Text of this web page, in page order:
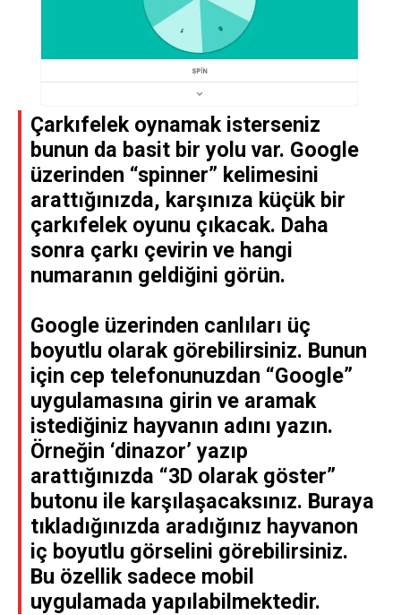
Çarkıfelek oynamak isterseniz
bunun da basit bir yolu var. Google
üzerinden “spinner” kelimesini
arattığınızda, karşınıza küçük bir
çarkıfelek oyunu çıkacak. Daha
sonra çarkı çevirin ve hangi
numaranın geldiğini görün.
Google üzerinden canlıları üç
boyutlu olarak görebilirsiniz. Bunun
için cep telefonunuzdan “Google”
uygulamasına girin ve aramak
istediğiniz hayvanın adını yazın.
Örneğin ‘dinazor’ yazıp
arattığınızda “3D olarak göster”
butonu ile karşılaşacaksınız. Buraya
tıkladığınızda aradığınız hayvanon
iç boyutlu görselini görebilirsiniz.
Bu özellik sadece mobil
uygulamada yapılabilmektedir.